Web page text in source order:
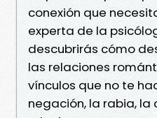
conexión que
experta de la
descubrirás cómo
las relaciones
vínculos que no te
negación, la rabia, la